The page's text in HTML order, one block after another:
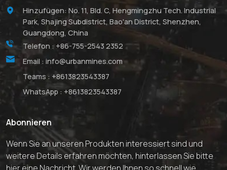
Hinzufügen: No. 11, Bld. C, Hengmingzhu Tech. Industrial
Park, Shajing Subdistrict, Bao'an District, Shenzhen,
Guangdong, China
Telefon : +86-755-2543 2352
Email : info@urbanmines.com
Teams : +8613823543387
WhatsApp : +8613823543387
Abonnieren
Wenn Sie an unseren Produkten interessiert sind und
weitere Details erfahren möchten, hinterlassen Sie bitte
hier eine Nachricht. Wir werden Ihnen so schnell wie